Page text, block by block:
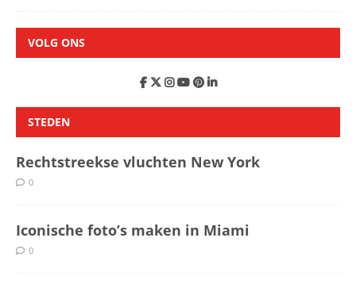
VOLG ONS
STEDEN
Rechtstreekse vluchten New York
0
Iconische foto’s maken in Miami
0